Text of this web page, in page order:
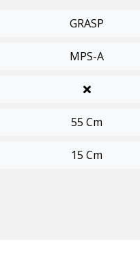
GRASP
MPS-A
55 Cm
15 Cm